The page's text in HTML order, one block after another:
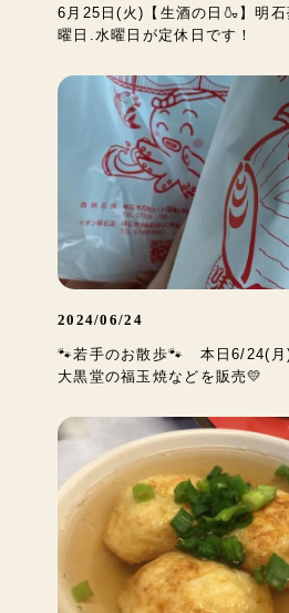
6月25日(火)【生酒の日🍶】明
曜日.水曜日が定休日です！
2024/06/24
🐾若手のお散歩🐾 本日6/24(月
大黒堂の福玉焼などを販売💛